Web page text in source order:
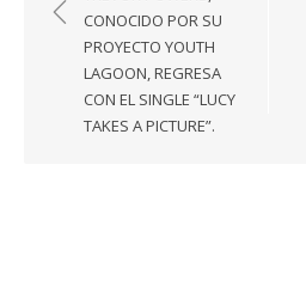
entradas
CONOCIDO POR SU
PROYECTO YOUTH
LAGOON, REGRESA
CON EL SINGLE “LUCY
TAKES A PICTURE”.